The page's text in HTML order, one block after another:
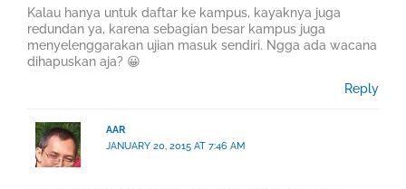
Kalau hanya untuk daftar ke kampus, kayaknya juga
redundan ya, karena sebagian besar kampus juga
menyelenggarakan ujian masuk sendiri. Ngga ada wacana
dihapuskan aja? 😀
Reply
AAR
JANUARY 20, 2015 AT 7:46 AM